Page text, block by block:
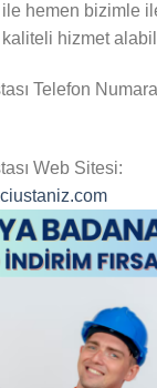
ile hemen bizimle
kaliteli hizmet
Telefon
Web Sitesi: